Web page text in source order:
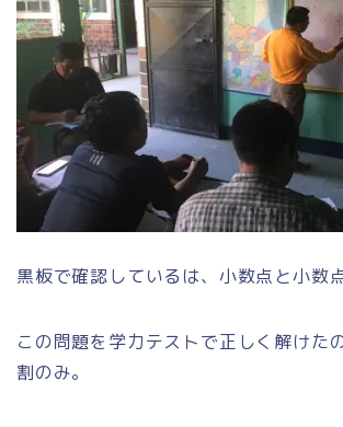
黒板で確認しているは、小数点と小数
この問題を学力テストで正しく解けた
割のみ。